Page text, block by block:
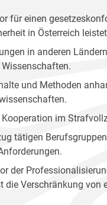
für einen
in Österreich
in anderen
und Methoden
im
tätigen
der
Verschränkung von